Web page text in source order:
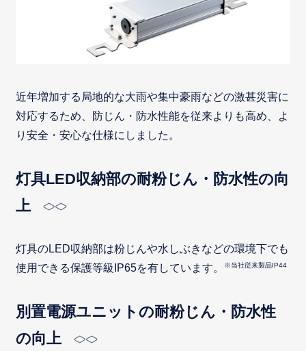
近年増加する局地的な大雨や集中豪雨などの激甚災害に
対応するため、防じん・防水性能を従来よりも高め、よ
り安全・安心な仕様にしました。
灯具LED収納部の耐粉じん・防水性の向
上
灯具のLED収納部は粉じんや水しぶきなどの環境下でも
使用できる保護等級IP65を有しています。
※当社従来製品IP44
別置電源ユニットの耐粉じん・防水性
の向上